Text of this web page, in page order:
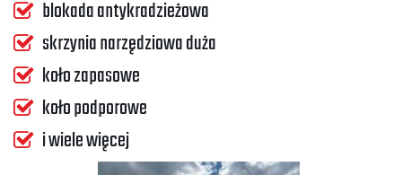
blokada antykradzieżowa
skrzynia narzędziowa duża
koło zapasowe
koło podporowe
i wiele więcej